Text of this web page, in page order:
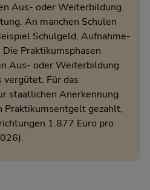
Aus- oder Weiterbildung
An manchen Schulen
Schulgeld, Aufnahme-
Praktikumsphasen
Aus- oder Weiterbildung
Für das
staatlichen Anerkennung
gezahlt,
1.877 Euro pro